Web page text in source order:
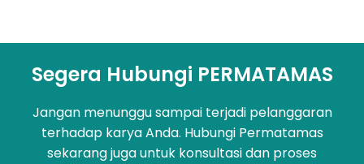
Segera Hubungi PERMATAMAS
Jangan menunggu sampai terjadi pelanggaran
terhadap karya Anda. Hubungi Permatamas
sekarang juga untuk konsultasi dan proses